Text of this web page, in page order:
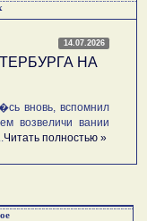
14.07.2026
НА
вновь, вспомнил
возвеличи вании
Читать полностью »